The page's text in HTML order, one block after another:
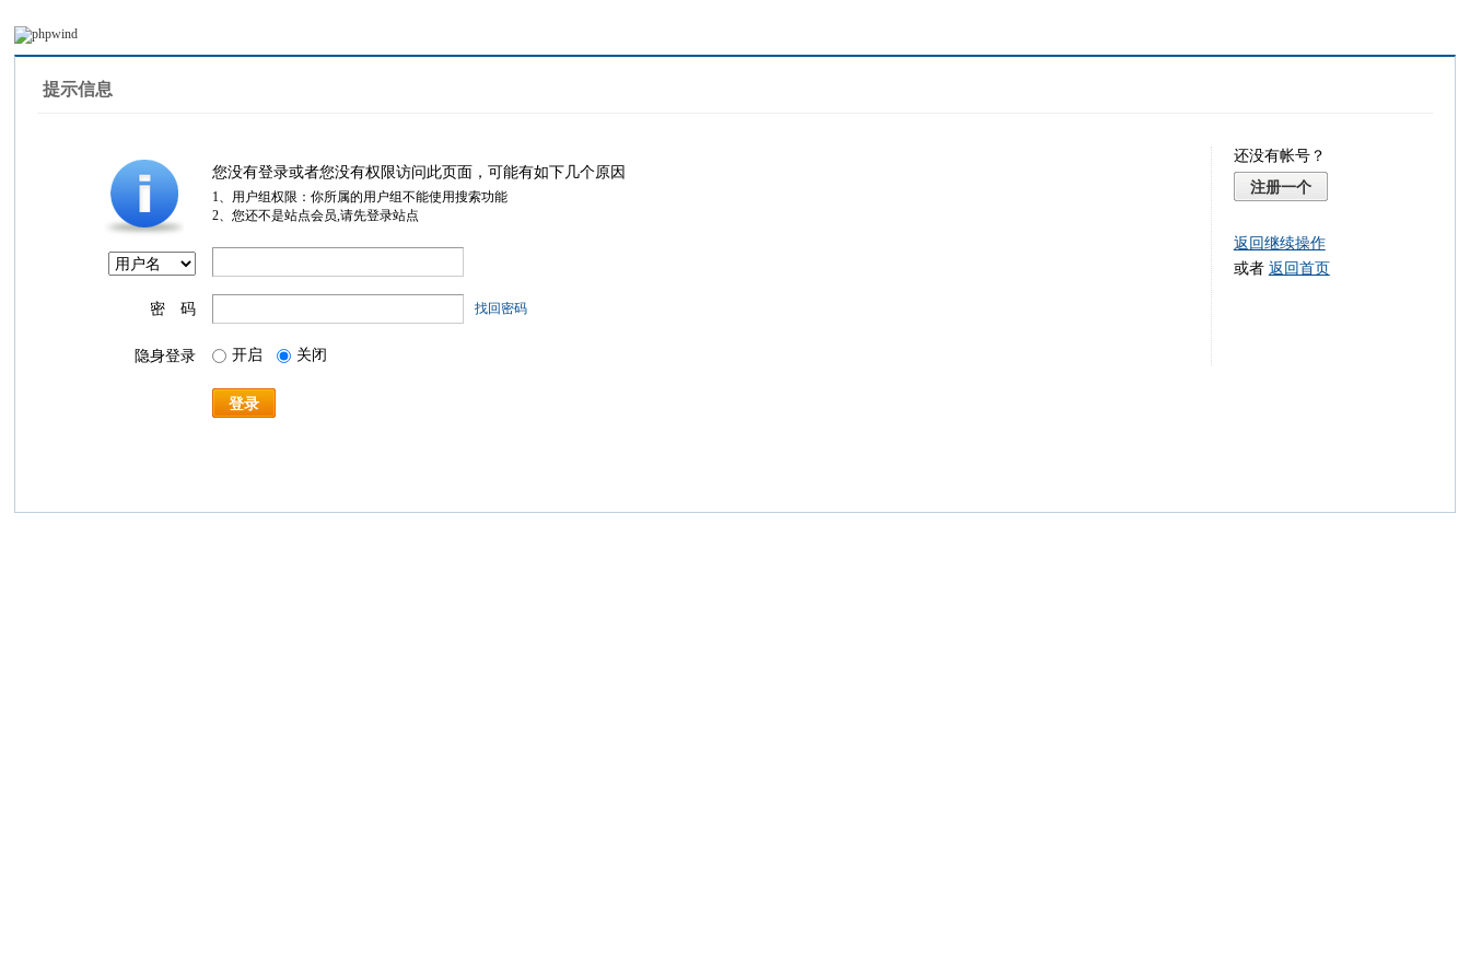
提示信息
您没有登录或者您没有权限访问此页面，可能有如下几个原因
1、用户组权限：你所属的用户组不能使用搜索功能
2、您还不是站点会员,请先登录站点
密 码 找回密码
隐身登录 开启 关闭
登录
还没有帐号？
注册一个
返回继续操作
或者 返回首页